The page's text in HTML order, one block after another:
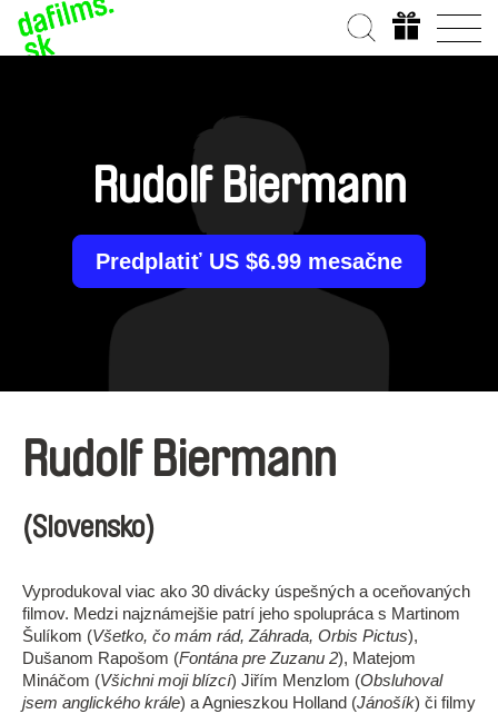
Rudolf Biermann
Predplatiť US $6.99 mesačne
Rudolf Biermann
(Slovensko)
Vyprodukoval viac ako 30 divácky úspešných a oceňovaných
filmov. Medzi najznámejšie patrí jeho spolupráca s Martinom
Šulíkom (Všetko, čo mám rád, Záhrada, Orbis Pictus),
Dušanom Rapošom (Fontána pre Zuzanu 2), Matejom
Mináčom (Všichni moji blízcí) Jiřím Menzlom (Obsluhoval
jsem anglického krále) a Agnieszkou Holland (Jánošík) či filmy